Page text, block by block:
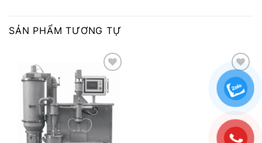
SẢN PHẨM TƯƠNG TỰ
Add to
wishlist
Add to